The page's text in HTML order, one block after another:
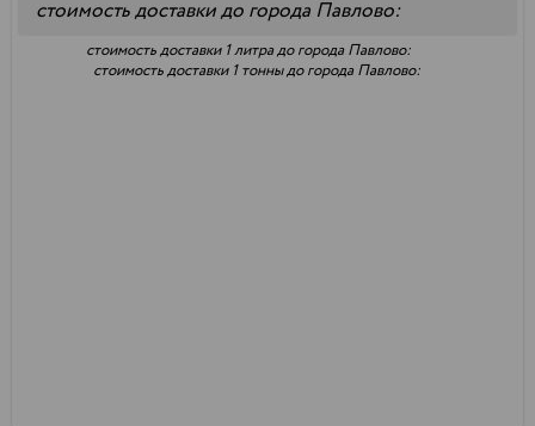
стоимость доставки до города Павлово:
стоимость доставки 1 литра до города Павлово:
стоимость доставки 1 тонны до города Павлово: